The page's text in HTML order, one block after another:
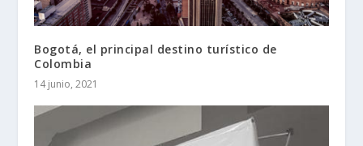
Bogotá, el principal destino turístico de
Colombia
14 junio, 2021